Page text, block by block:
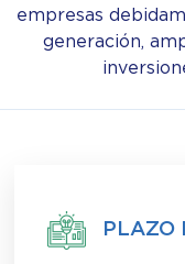
empresas
generación,
PLAZO